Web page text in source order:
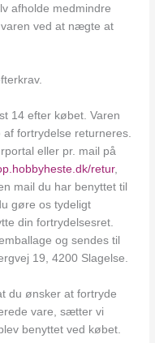
afholde medmindre
ved at nægte at
14 efter købet. Varen
fortrydelse returneres.
eller pr. mail på
retur,
mail du har benyttet til
gøre os tydeligt
din fortrydelsesret.
og sendes til
19, 4200 Slagelse.
du ønsker at fortryde
vare, sætter vi
benyttet ved købet.